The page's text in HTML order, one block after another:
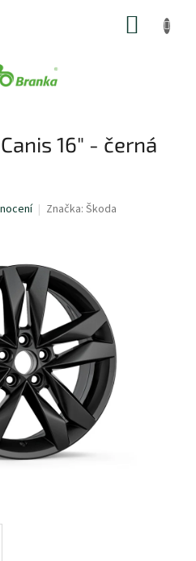
16" - černá
Značka: Škoda